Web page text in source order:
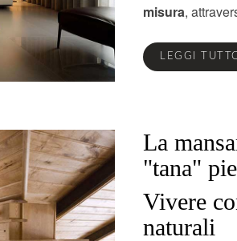
misura,
LEGGI
La
"tana"
Vivere
naturali